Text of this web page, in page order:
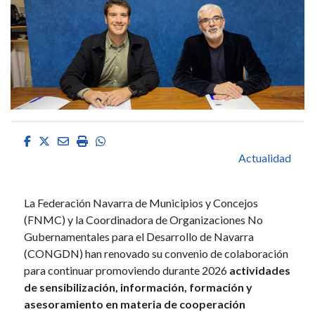
Facebook
Twitter
EmailImprimirWhatsapp
Actualidad
La Federación Navarra de Municipios y Concejos
(FNMC) y la Coordinadora de Organizaciones No
Gubernamentales para el Desarrollo de Navarra
(CONGDN) han renovado su convenio de colaboración
para continuar promoviendo durante 2026 actividades
de sensibilización, información, formación y
asesoramiento en materia de cooperación